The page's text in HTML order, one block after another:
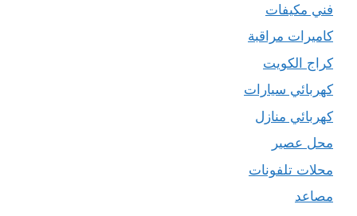
فني مكيفات
كاميرات مراقبة
كراج الكويت
كهربائي سيارات
كهربائي منازل
محل عصير
محلات تلفونات
مصاعد